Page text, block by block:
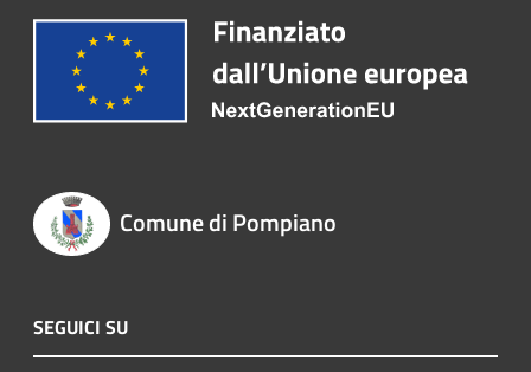
Comune di Pompiano
SEGUICI SU